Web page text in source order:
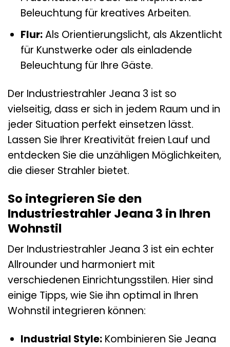
Beleuchtung für kreatives Arbeiten.
Flur:Als Orientierungslicht, als Akzentlicht
für Kunstwerke oder als einladende
Beleuchtung für Ihre Gäste.
Der Industriestrahler Jeana 3 ist so
vielseitig, dass er sich in jedem Raum und in
jeder Situation perfekt einsetzen lässt.
Lassen Sie Ihrer Kreativität freien Lauf und
entdecken Sie die unzähligen Möglichkeiten,
die dieser Strahler bietet.
So integrieren Sie den
Industriestrahler Jeana 3 in Ihren
Wohnstil
Der Industriestrahler Jeana 3 ist ein echter
Allrounder und harmoniert mit
verschiedenen Einrichtungsstilen. Hier sind
einige Tipps, wie Sie ihn optimal in Ihren
Wohnstil integrieren können:
Industrial Style:Kombinieren Sie Jeana